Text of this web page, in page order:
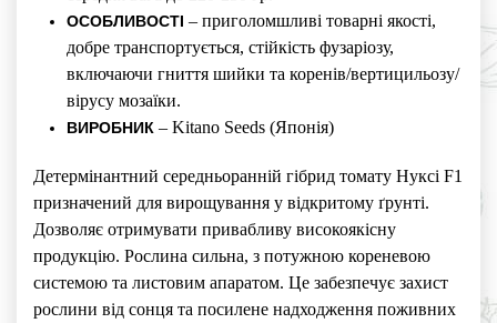
ОСОБЛИВОСТІ – приголомшливі товарні якості,
добре транспортується, стійкість фузаріозу,
включаючи гниття шийки та коренів/вертицильозу/
вірусу мозаїки.
ВИРОБНИК – Kitano Seeds (Японія)
Детермінантний середньоранній гібрид томату Нуксі F1
призначений для вирощування у відкритому ґрунті.
Дозволяє отримувати привабливу високоякісну
продукцію. Рослина сильна, з потужною кореневою
системою та листовим апаратом. Це забезпечує захист
рослини від сонця та посилене надходження поживних